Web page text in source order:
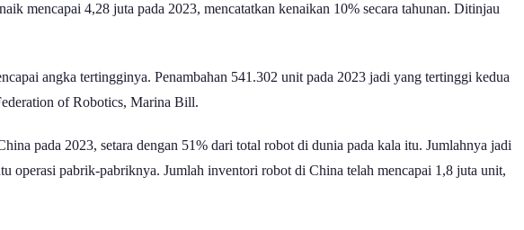
mencapai 4,28 juta pada 2023, mencatatkan kenaikan 10% secara tahunan. Ditinjau
angka tertingginya. Penambahan 541.302 unit pada 2023 jadi yang tertinggi kedua
of Robotics, Marina Bill.
pada 2023, setara dengan 51% dari total robot di dunia pada kala itu. Jumlahnya jadi
operasi pabrik-pabriknya. Jumlah inventori robot di China telah mencapai 1,8 juta unit,